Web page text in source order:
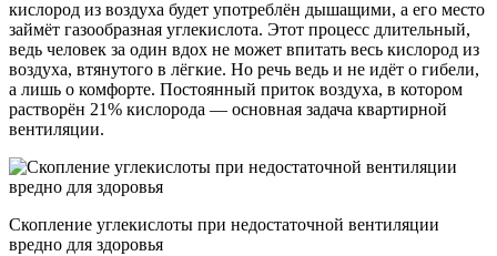
кислород из воздуха будет употреблён дышащими, а его место
займёт газообразная углекислота. Этот процесс длительный,
ведь человек за один вдох не может впитать весь кислород из
воздуха, втянутого в лёгкие. Но речь ведь и не идёт о гибели,
а лишь о комфорте. Постоянный приток воздуха, в котором
растворён 21% кислорода — основная задача квартирной
вентиляции.
Скопление углекислоты при недостаточной вентиляции
вредно для здоровья